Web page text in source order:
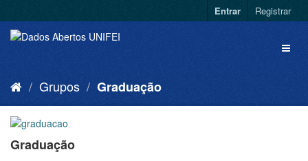
Entrar Registrar
Grupos Graduação
Graduação